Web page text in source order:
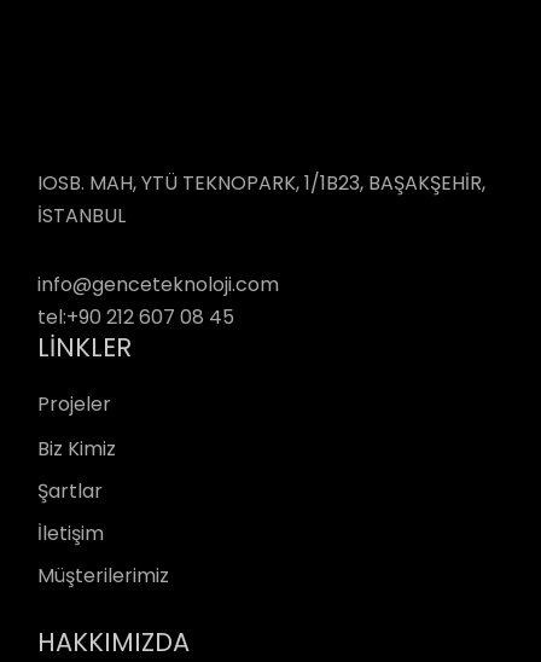
IOSB. MAH, YTÜ TEKNOPARK, 1/1B23, BAŞAKŞEHİR,
İSTANBUL
info@genceteknoloji.com
tel:+90 212 607 08 45
LINKLER
Projeler
Biz Kimiz
Şartlar
İletişim
Müşterilerimiz
HAKKIMIZDA